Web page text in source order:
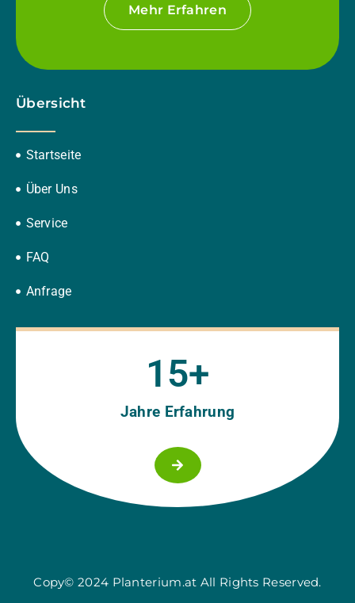
Mehr Erfahren
Übersicht
Startseite
Über Uns
Service
FAQ
Anfrage
Jahre Erfahrung
15+
Copy© 2024 Planterium.at All Rights Reserved.